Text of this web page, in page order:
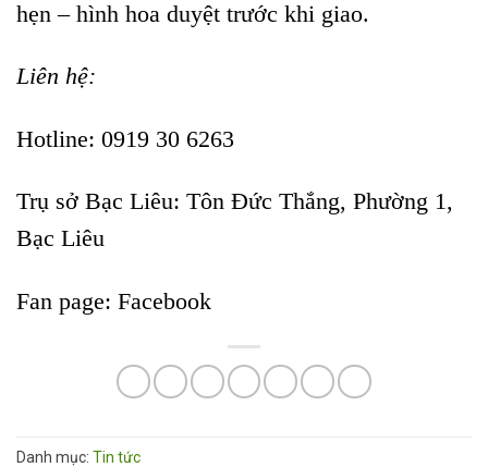
hẹn – hình hoa duyệt trước khi giao.
Liên hệ:
Hotline: 0919 30 6263
Trụ sở Bạc Liêu: Tôn Đức Thắng, Phường 1,
Bạc Liêu
Fan page: Facebook
Danh mục: Tin tức